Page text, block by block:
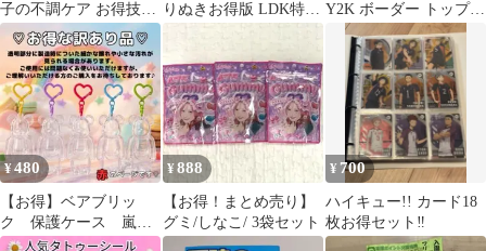
子の不調ケア お得技ベ
ストセレクション
りぬきお得版 LDK特別 Y2K ボーダー トップス
レッド 赤
¥480
【お得】ベアブリッ
ク 保護ケース 嵐
グッズ キーホルダ
¥888
【お得！まとめ売り】
グミ/しなこ/ 3袋セット
¥ 700
ハイキュー!! カード18
枚お得セット‼️